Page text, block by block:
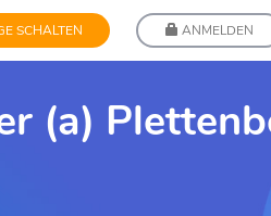
SCHALTEN ANMELDEN
(a)